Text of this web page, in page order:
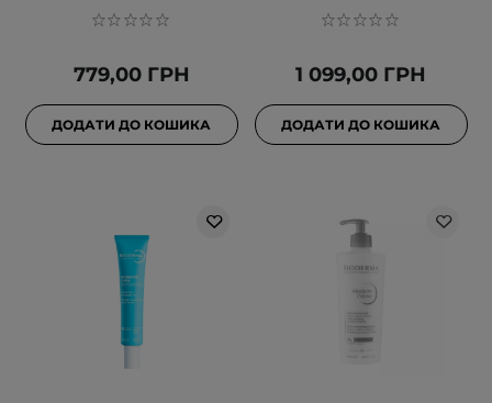
779,00 ГРН
ДОДАТИ ДО КОШИКА
1 099,00 ГРН
ДОДАТИ ДО КОШИКА